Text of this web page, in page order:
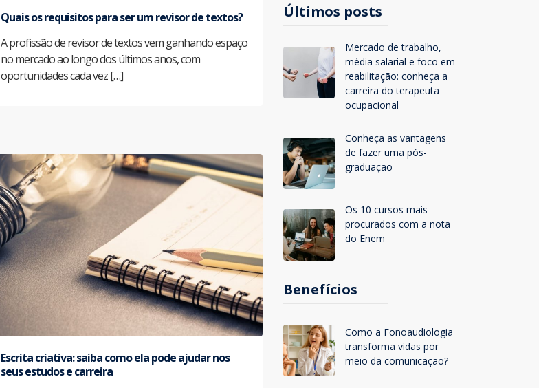
Quais os requisitos para ser um revisor de textos?
A profissão de revisor de textos vem ganhando espaço
no mercado ao longo dos últimos anos, com
oportunidades cada vez […]
Escrita criativa: saiba como ela pode ajudar nos
seus estudos e carreira
Últimos posts
Mercado de trabalho,
média salarial e foco em
reabilitação: conheça a
carreira do terapeuta
ocupacional
Conheça as vantagens
de fazer uma pós-
graduação
Os 10 cursos mais
procurados com a nota
do Enem
Benefícios
Como a Fonoaudiologia
transforma vidas por
meio da comunicação?